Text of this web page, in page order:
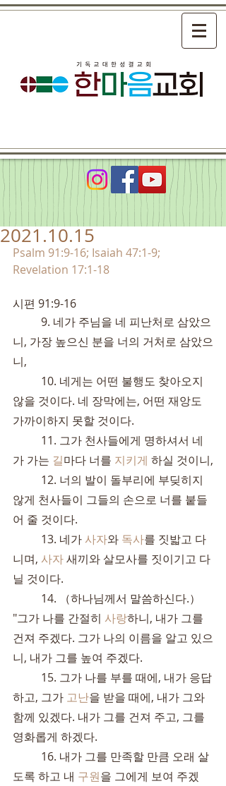
2021.10.15
Psalm 91:9-16; Isaiah 47:1-9;
Revelation 17:1-18
시편 91:9-16
니, 가장 높으신 분을 너의 거처로 삼았으
니,
않을 것이다. 네 장막에는, 어떤 재앙도
가까이하지 못할 것이다.
가 가는 길마다 너를 지키게 하실 것이니,
않게 천사들이 그들의 손으로 너를 붙들
어 줄 것이다.
	13. 네가
사자와 독사를 짓밟고 다
니며, 사자 새끼와 살모사를 짓이기고 다
닐 것이다.
"그가 나를 간절히 사랑하니, 내가 그를
건져 주겠다. 그가 나의 이름을 알고 있으
니, 내가 그를 높여 주겠다.
하고, 그가 고난을 받을 때에, 내가 그와
함께 있겠다. 내가 그를 건져 주고, 그를
영화롭게 하겠다.
도록 하고 내 구원을 그에게 보여 주겠